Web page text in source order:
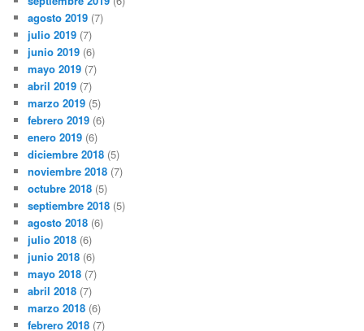
agosto 2019 (7)
julio 2019 (7)
junio 2019 (6)
mayo 2019 (7)
abril 2019 (7)
marzo 2019 (5)
febrero 2019 (6)
enero 2019 (6)
diciembre 2018 (5)
noviembre 2018 (7)
octubre 2018 (5)
septiembre 2018 (5)
agosto 2018 (6)
julio 2018 (6)
junio 2018 (6)
mayo 2018 (7)
abril 2018 (7)
marzo 2018 (6)
febrero 2018 (7)